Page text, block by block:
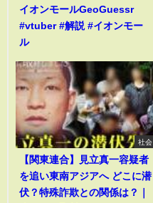
イオンモールGeoGuessr
#vtuber #解説 #イオンモー
ル
社会
【関東連合】見立真一容疑者
を追い東南アジアへ どこに潜
伏？特殊詐欺との関係は？｜